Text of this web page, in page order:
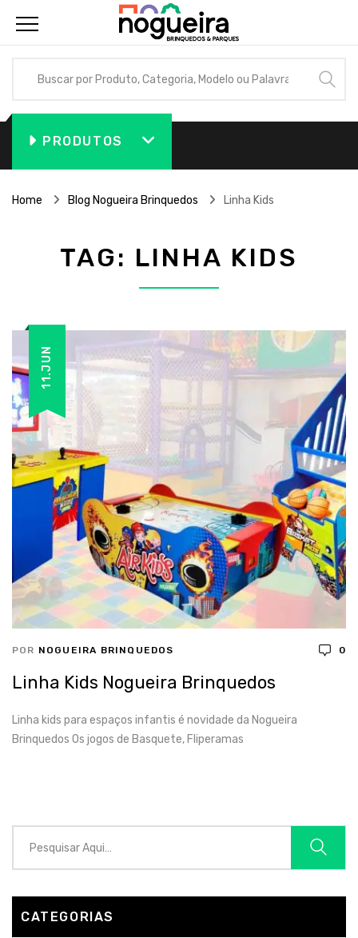
PRODUTOS
Home Blog Nogueira Brinquedos Linha Kids
TAG: LINHA KIDS
11.JUN
POR NOGUEIRA BRINQUEDOS 0
Linha Kids Nogueira Brinquedos
Linha kids para espaços infantis é novidade da Nogueira
Brinquedos Os jogos de Basquete, Fliperamas
CATEGORIAS